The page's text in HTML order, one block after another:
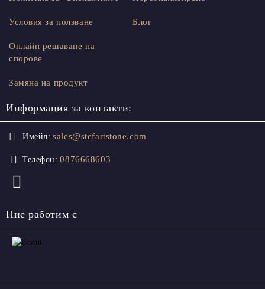
Условия за ползване
Онлайн решаване на
спорове
Замяна на продукт
Блог
Информация за контакти:
Имейл: sales@stefartstone.com
Телефон: 0876668603
Ние работим с